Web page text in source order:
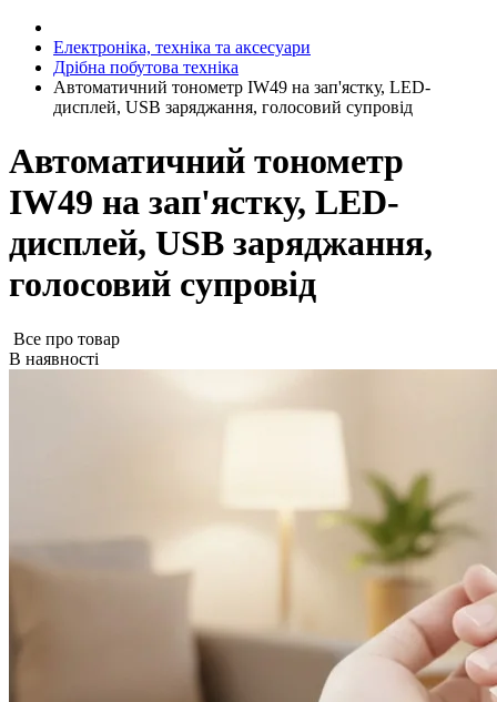
Електроніка, техніка та аксесуари
Дрібна побутова техніка
Автоматичний тонометр IW49 на зап'ястку, LED-
дисплей, USB заряджання, голосовий супровід
Автоматичний тонометр
IW49 на зап'ястку, LED-
дисплей, USB заряджання,
голосовий супровід
Все про товар
В наявності